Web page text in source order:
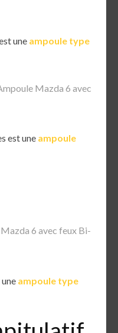
une ampoule type
Mazda 6 avec
est une ampoule
6 avec feux Bi-
ampoule type